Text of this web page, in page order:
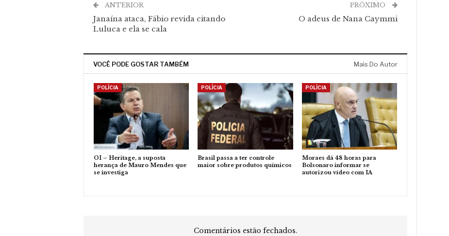
ANTERIOR
Janaína ataca, Fábio revida citando
Luluca e ela se cala
PRÓXIMO
O adeus de Nana Caymmi
VOCÊ PODE GOSTAR TAMBÉM Mais Do Autor
POLÍCIA
OI – Heritage, a suposta
herança de Mauro Mendes que
se investiga
POLÍCIA
Brasil passa a ter controle
maior sobre produtos químicos
POLÍCIA
Moraes dá 48 horas para
Bolsonaro informar se
autorizou vídeo com IA
Comentários estão fechados.